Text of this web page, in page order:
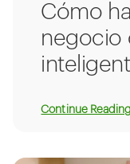
Cómo
negocio
Continue Reading